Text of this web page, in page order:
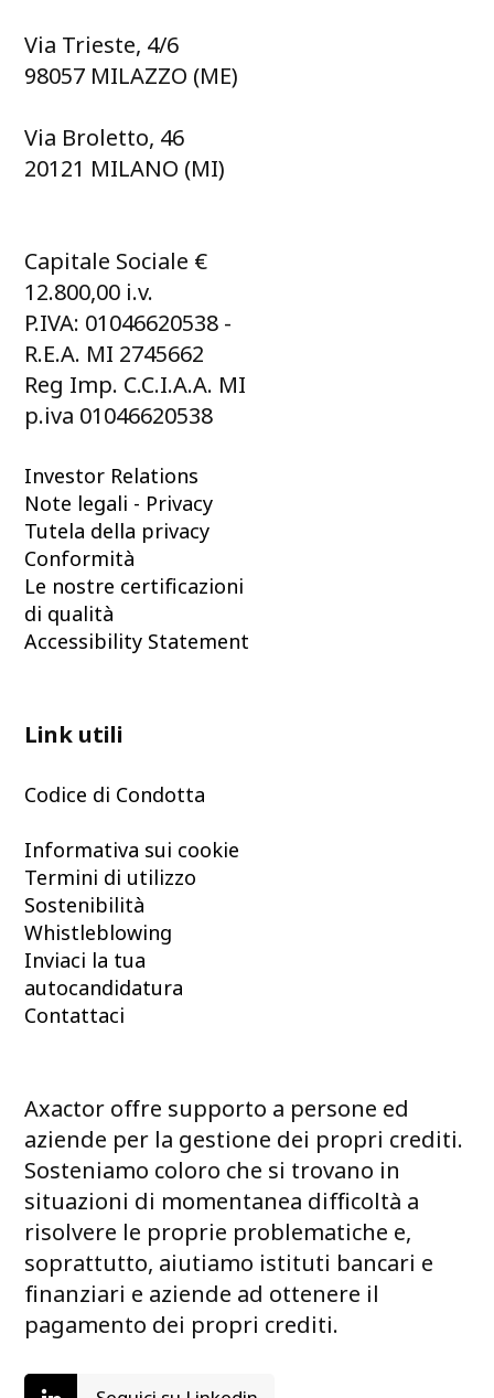
Via Trieste, 4/6
98057 MILAZZO (ME)
Via Broletto, 46
20121 MILANO (MI)
Capitale Sociale €
12.800,00 i.v.
P.IVA: 01046620538 -
R.E.A. MI 2745662
Reg Imp. C.C.I.A.A. MI
p.iva 01046620538
Investor Relations
Note legali - Privacy
Tutela della privacy
Conformità
Le nostre certificazioni
di qualità
Accessibility Statement
Link utili
Codice di Condotta
Informativa sui cookie
Termini di utilizzo
Sostenibilità
Whistleblowing
Inviaci la tua
autocandidatura
Contattaci
Axactor offre supporto a persone ed
aziende per la gestione dei propri crediti.
Sosteniamo coloro che si trovano in
situazioni di momentanea difficoltà a
risolvere le proprie problematiche e,
soprattutto, aiutiamo istituti bancari e
finanziari e aziende ad ottenere il
pagamento dei propri crediti.